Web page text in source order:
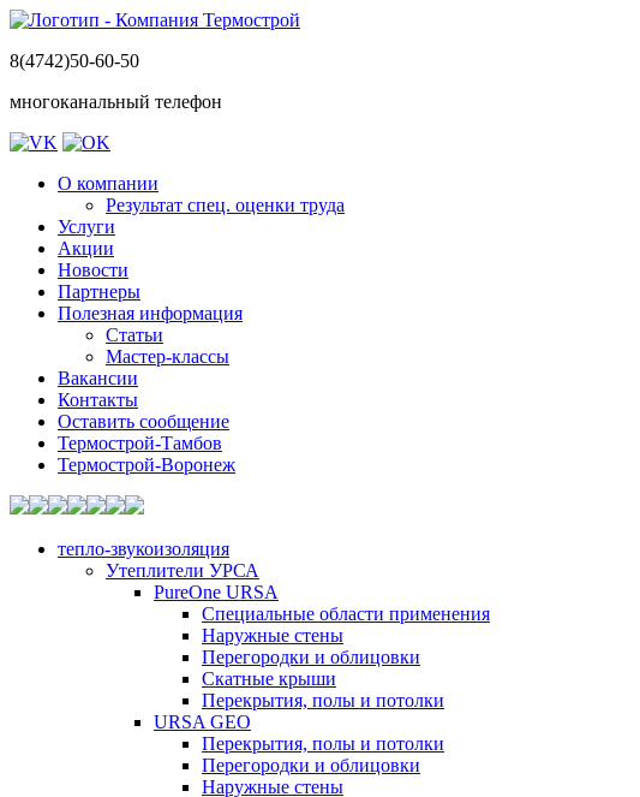
8(4742)50-60-50
многоканальный телефон
О компании
Результат спец. оценки труда
Услуги
Акции
Новости
Партнеры
Полезная информация
Статьи
Мастер-классы
Вакансии
Контакты
Оставить сообщение
Термострой-Тамбов
Термострой-Воронеж
тепло-звукоизоляция
Утеплители УРСА
PureOne URSA
Специальные области применения
Наружные стены
Перегородки и облицовки
Скатные крыши
Перекрытия, полы и потолки
URSA GEO
Перекрытия, полы и потолки
Перегородки и облицовки
Наружные стены